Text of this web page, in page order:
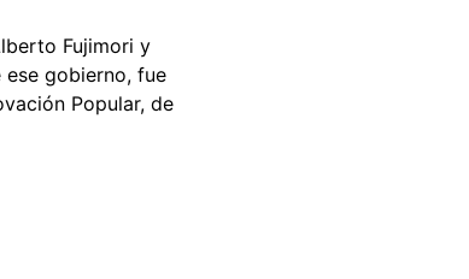
Fujimori y
gobierno, fue
Popular, de